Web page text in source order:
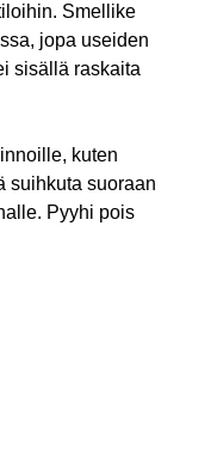
Smellike
jopa useiden
sisällä raskaita
kuten
suihkuta suoraan
Pyyhi pois